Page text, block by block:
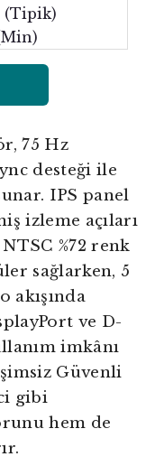
(Tipik)
75 Hz
desteği ile
IPS panel
izleme açıları
%72 renk
sağlarken, 5
akışında
ve D-
imkânı
Güvenli
gibi
hem de